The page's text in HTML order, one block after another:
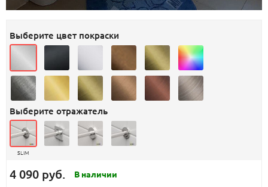
Выберите цвет покраски
Выберите отражатель
SLIM
4 090 руб. В наличии